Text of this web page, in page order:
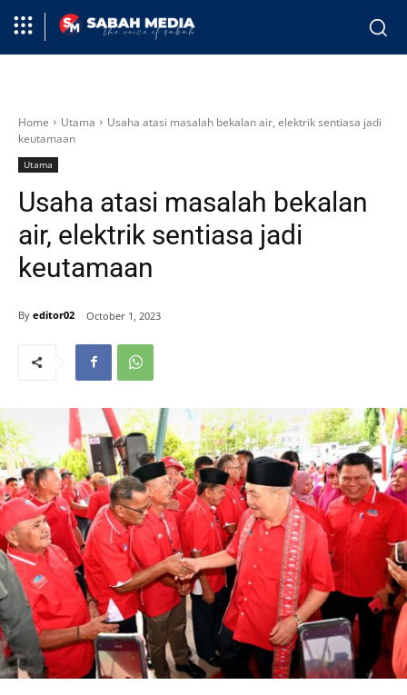
Home Utama
Usaha atasi masalah bekalan air, elektrik sentiasa jadi
keutamaan
Utama
Usaha atasi masalah bekalan
air, elektrik sentiasa jadi
keutamaan
By editor02 October 1, 2023